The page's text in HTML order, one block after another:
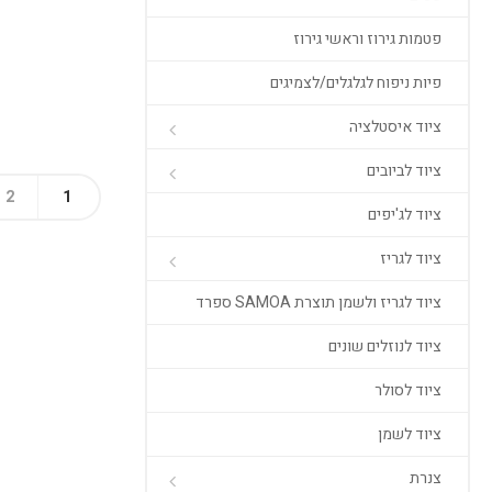
1
2
פטמות גירוז וראשי גירוז
פיות ניפוח לגלגלים/לצמיגים
ציוד איסטלציה
ציוד לביובים
ציוד לג'יפים
ציוד לגריז
ציוד לגריז ולשמן תוצרת SAMOA ספרד
ציוד לנוזלים שונים
ציוד לסולר
ציוד לשמן
צנרת